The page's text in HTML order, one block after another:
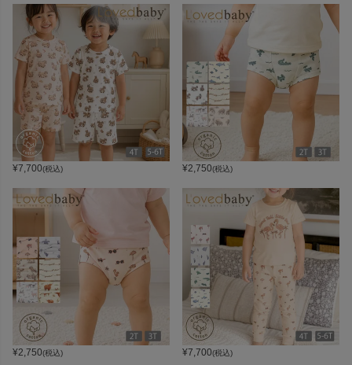
¥7,700(税込) ¥2,750(税込)
¥2,750(税込) ¥7,700(税込)